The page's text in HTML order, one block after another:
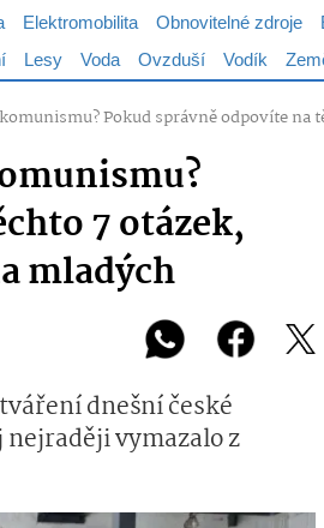
Elektromobilita Obnovitelné zdroje
Lesy Voda Ovzduší Vodík
Pokud správně odpovíte
7 otázek,
mladých
dnešní české
vymazalo z